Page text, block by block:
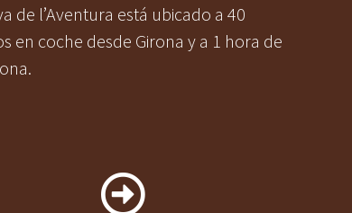
de l’Aventura está ubicado a 40
en coche desde Girona y a 1 hora de